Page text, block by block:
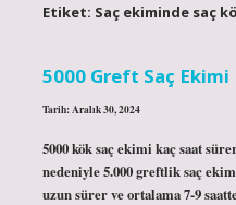
Etiket: Saç ekiminde saç
5000 Greft Saç Ekimi
Tarih: Aralık 30, 2024
5000 kök saç ekimi kaç saat
nedeniyle 5.000 greftlik saç
uzun sürer ve ortalama 7-9